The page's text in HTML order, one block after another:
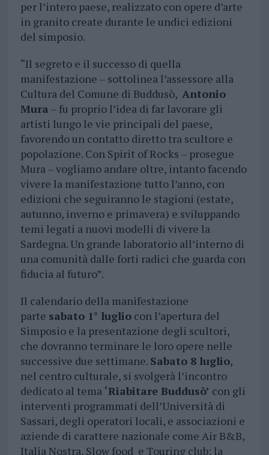
per l’intero paese, realizzato con opere d’arte
in granito create durante le undici edizioni
del simposio.
“Il segreto e il successo di quella
manifestazione – sottolinea l’assessore alla
Cultura del Comune di Buddusò, Antonio
Mura – fu proprio l’idea di far lavorare gli
artisti lungo le vie principali del paese,
favorendo un contatto diretto tra scultore e
popolazione. Con Spirit of Rocks – prosegue
Mura – vogliamo andare oltre, intanto facendo
vivere la manifestazione tutto l’anno, con
edizioni che seguiranno le stagioni (estate,
autunno, inverno e primavera) e sviluppando
temi legati a nuovi modelli di vivere la
Sardegna. Un grande laboratorio all’interno di
una comunità dalle forti radici che guarda con
fiducia al futuro”.
Il calendario della manifestazione
parte sabato 1° lugliocon l’apertura del
Simposio e la presentazione degli scultori,
che dovranno terminare le loro opere nelle
successive due settimane. Sabato 8 luglio,
nel centro culturale, si svolgerà l’incontro
dedicato al tema ‘Riabitare Buddusò’ con gli
interventi programmati dell’Università di
Sassari, degli operatori locali, e associazioni e
aziende di carattere nazionale come Air B&B,
Italia Nostra, Slow food e Touring club; la